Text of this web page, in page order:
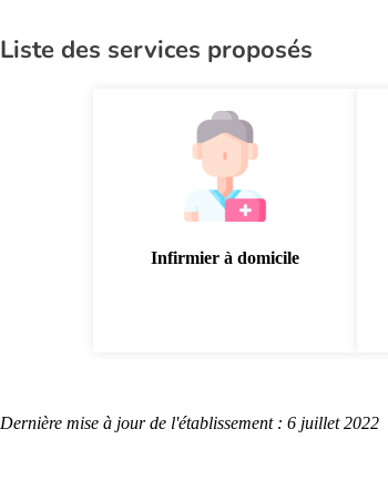
Liste des services proposés
Infirmier à domicile
Dernière mise à jour de l'établissement : 6 juillet 2022